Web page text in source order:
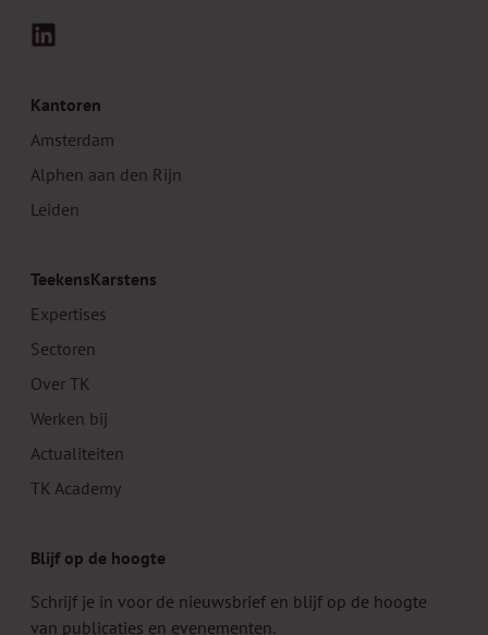
Kantoren
Amsterdam
Alphen aan den Rijn
Leiden
TeekensKarstens
Expertises
Sectoren
Over TK
Werken bij
Actualiteiten
TK Academy
Blijf op de hoogte
Schrijf je in voor de nieuwsbrief en blijf op de hoogte
van publicaties en evenementen.